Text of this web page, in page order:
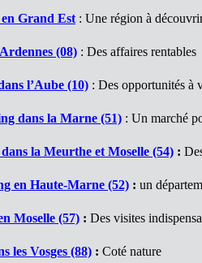
Grand Est: Une région à
(08) : Des affaires rentables
l’Aube (10) : Des opportunités à
dans la Marne (51) : Un marché
la Meurthe et Moselle (54) :
en Haute-Marne (52) : un
Moselle (57) : Des visites
les Vosges (88) : Coté nature